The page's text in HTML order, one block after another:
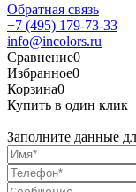
Обратная связь
+7 (495) 179-73-33
info@incolors.ru
Сравнение0
Избранное0
Корзина0
Купить в один клик
Заполните данные